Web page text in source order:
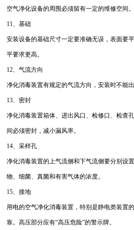
空气净化设备的周围必须留有一定的维修空间。
11、基础
安装设备的基础尺寸一定要准确无误，表面要
平要求更高。
12、气流方向
净化消毒装置有规定的气流方向，安装时不能出
13、密封
净化消毒装置箱体、进出风口、检修口、检查
间必须密封，减小漏风率。
14、采样孔
净化消毒装置的上气流侧和下气流侧要分别设
物、细菌、真菌和有害气体的浓度。
15、接地
用电的空气净化消毒装置，特别是静电类装置
靠。高压部分应有“高压危险”的警示牌。